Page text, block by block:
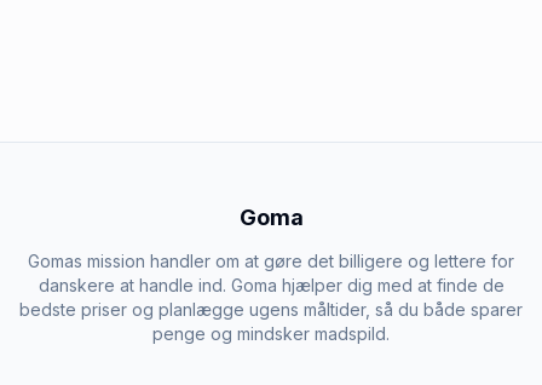
Goma
Gomas mission handler om at gøre det billigere og lettere for
danskere at handle ind. Goma hjælper dig med at finde de
bedste priser og planlægge ugens måltider, så du både sparer
penge og mindsker madspild.